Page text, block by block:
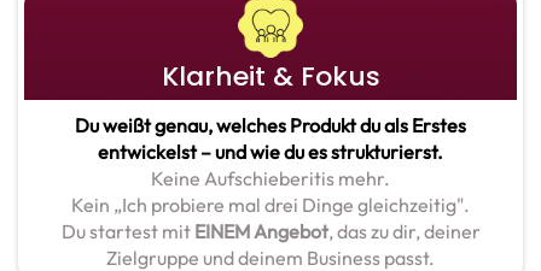
Klarheit & Fokus
Du weißt genau, welches Produkt du als Erstes
entwickelst – und wie du es strukturierst.
Keine Aufschieberitis mehr.
Kein „Ich probiere mal drei Dinge gleichzeitig".
Du startest mit EINEM Angebot, das zu dir, deiner
Zielgruppe und deinem Business passt.